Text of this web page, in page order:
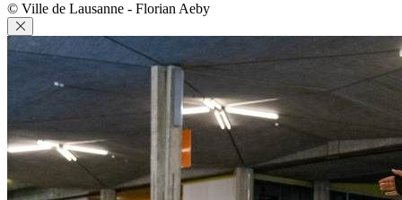
© Ville de Lausanne - Florian Aeby